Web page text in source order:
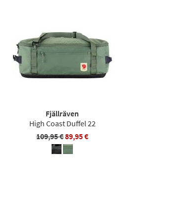
Fjällräven
High Coast Duffel 22
109,95 €89,95 €